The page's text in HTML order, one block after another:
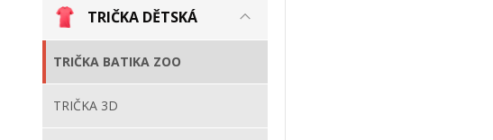
TRIČKA DĚTSKÁ
TRIČKA BATIKA ZOO
TRIČKA 3D